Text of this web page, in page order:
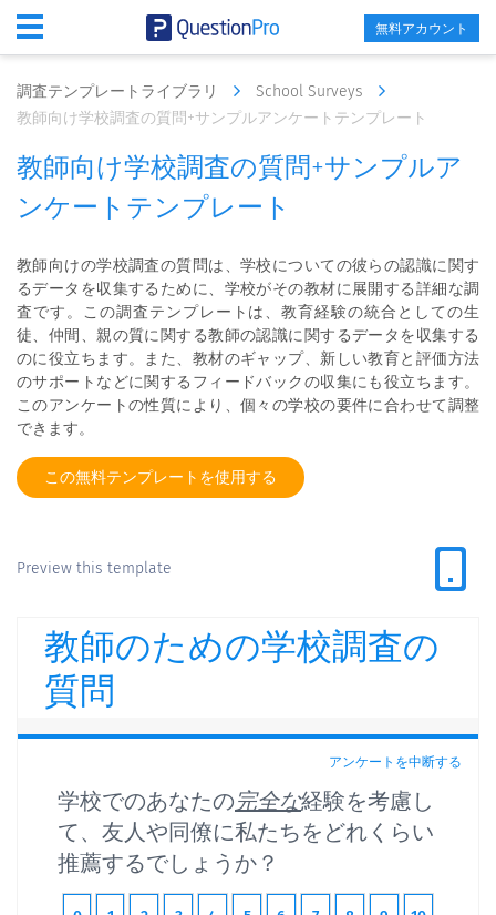
無料アカウント
調査テンプレートライブラリ
School Surveys
教師向け学校調査の質問+サンプルアンケートテンプレート
教師向け学校調査の質問+サンプルア
ンケートテンプレート
教師向けの学校調査の質問は、学校についての彼らの認識に関す
るデータを収集するために、学校がその教材に展開する詳細な調
査です。この調査テンプレートは、教育経験の統合としての生
徒、仲間、親の質に関する教師の認識に関するデータを収集する
のに役立ちます。また、教材のギャップ、新しい教育と評価方法
のサポートなどに関するフィードバックの収集にも役立ちます。
このアンケートの性質により、個々の学校の要件に合わせて調整
できます。
この無料テンプレートを使用する
Preview this template